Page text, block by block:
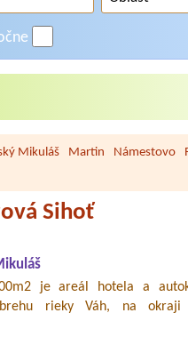
Mikuláš Martin Námestovo
Sihoť
je areál hotela a
rieky Váh, na okraji